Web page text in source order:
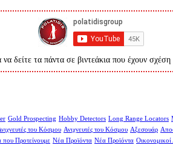
δείτε τα πάντα σε βιντεάκια που έχουν σχέση
Gold Prospecting Hobby Detectors Long Range Locators
του Κόσμου Ανιχνευτές του Κόσμου Αξεσουάρ
Προτείνουμε Νέα Προϊόντα Νέα Προϊόντα Οικονομικοί